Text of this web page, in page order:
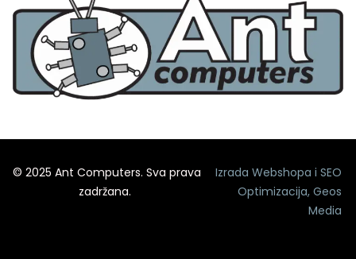
© 2025 Ant Computers. Sva prava
zadržana.
Izrada Webshopa iSEO
Optimizacija,Geos
Media